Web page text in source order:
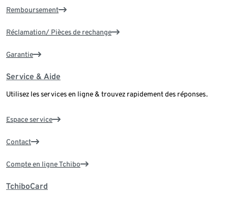
Remboursement
Réclamation/ Pièces de rechange
Garantie
Service & Aide
Utilisez les services en ligne & trouvez rapidement des réponses.
Espace service
Contact
Compte en ligne Tchibo
TchiboCard